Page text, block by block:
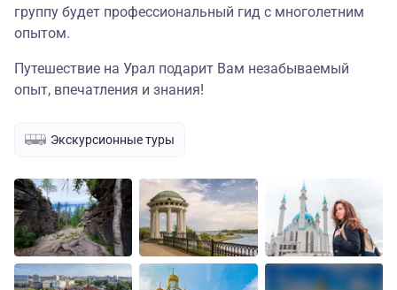
группу будет профессиональный гид с многолетним
опытом.
Путешествие на Урал подарит Вам незабываемый
опыт, впечатления и знания!
Экскурсионные туры